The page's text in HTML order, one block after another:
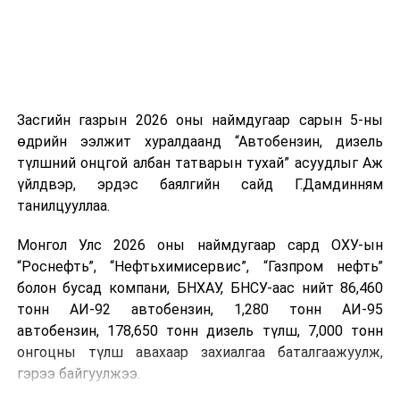
Засгийн газрын 2026 оны наймдугаар сарын 5-ны
өдрийн ээлжит хуралдаанд “Автобензин, дизель
түлшний онцгой албан татварын тухай” асуудлыг Аж
үйлдвэр, эрдэс баялгийн сайд Г.Дамдинням
танилцууллаа.
Монгол Улс 2026 оны наймдугаар сард ОХУ-ын
“Роснефть”, “Нефтьхимисервис”, “Газпром нефть”
болон бусад компани, БНХАУ, БНСУ-аас нийт 86,460
тонн АИ-92 автобензин, 1,280 тонн АИ-95
автобензин, 178,650 тонн дизель түлш, 7,000 тонн
онгоцны түлш авахаар захиалгаа баталгаажуулж,
гэрээ байгуулжээ.